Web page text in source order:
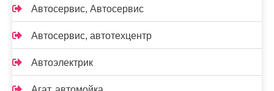
Автосервис, Автосервис
Автосервис, автотехцентр
Автоэлектрик